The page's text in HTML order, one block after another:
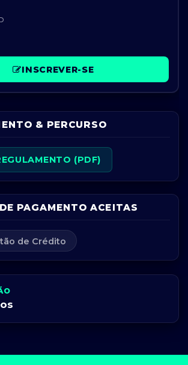
INSCREVER-SE
& PERCURSO
(PDF)
PAGAMENTO ACEITAS
de Crédito